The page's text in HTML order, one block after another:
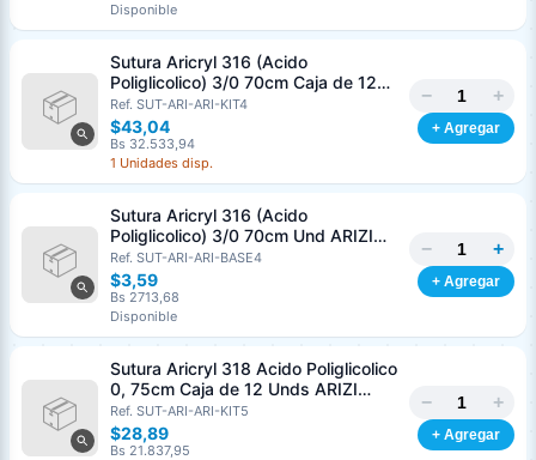
Disponible
Sutura Aricryl 316 (Acido
Poliglicolico) 3/0 70cm Caja de 12
Unds ARIZI Aguja de 1/2 Circulo
Punta Conica 26mm
Ref. SUT-ARI-ARI-KIT4
$43,04
Bs 32.533,94
1 Unidades disp.
− +
+ Agregar
Sutura Aricryl 316 (Acido
Poliglicolico) 3/0 70cm Und ARIZI
Aguja de 1/2 Circulo Punta Conica
26mm
Ref. SUT-ARI-ARI-BASE4
$3,59
Bs 2713,68
Disponible
− +
+ Agregar
Sutura Aricryl 318 Acido Poliglicolico
0, 75cm Caja de 12 Unds ARIZI
Aguja de 1/2 Punta Cónica 26mm
Ref. SUT-ARI-ARI-KIT5
$28,89
Bs 21.837,95
− +
+ Agregar